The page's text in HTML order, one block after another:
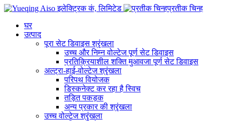
प्रतीक चिन्ह
घर
उत्पाद
पूरा सेट डिवाइस श्रृंखला
उच्च और निम्न वोल्टेज पूर्ण सेट डिवाइस
प्रतिक्रियाशील शक्ति मुआवजा पूर्ण सेट डिवाइस
अल्ट्रा-हाई-वोल्टेज श्रृंखला
परिपथ वियोजक
डिस्कनेक्ट कर रहा है स्विच
तड़ित पकड़क
अन्य प्रकार की श्रृंखला
उच्च वोल्टेज श्रृंखला